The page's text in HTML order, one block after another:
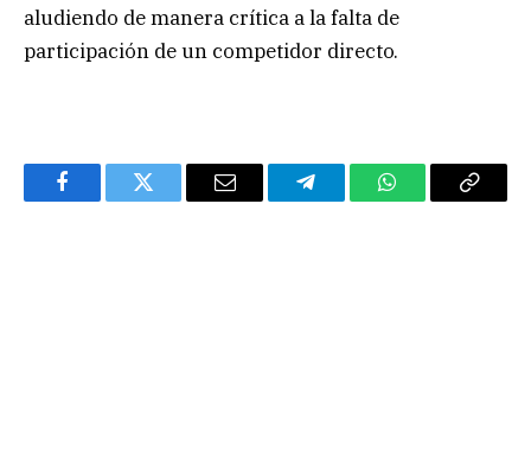
aludiendo de manera crítica a la falta de
participación de un competidor directo.
FacebookTwitter Email TelegramWhatsAppCopy